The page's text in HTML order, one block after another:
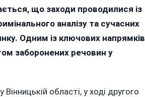
що заходи проводилися із
аналізу та сучасних
Одним із ключових напрямків
заборонених речовин у
Вінницькій області, у ході другого